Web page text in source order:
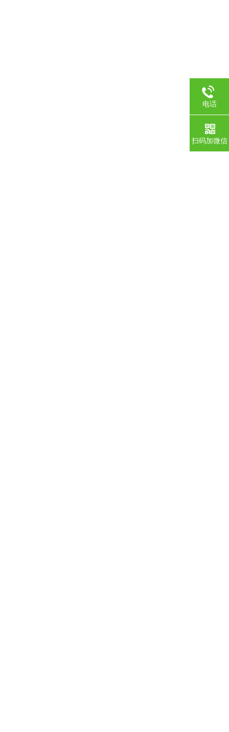
电话
扫码加微信